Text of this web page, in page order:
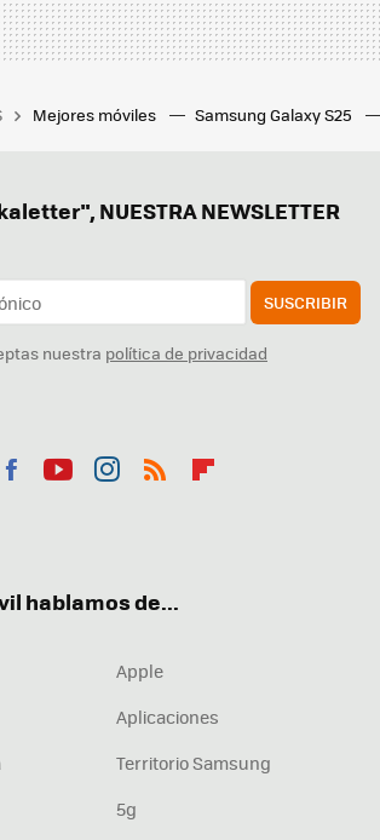
Mejores móviles Samsung Galaxy S25
NUESTRA NEWSLETTER
SUSCRIBIR
nuestra política de privacidad
hablamos de...
Apple
Aplicaciones
Territorio Samsung
5g